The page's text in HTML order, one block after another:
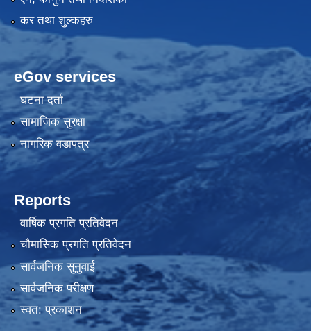
कर तथा शुल्कहरु
eGov services
घटना दर्ता
सामाजिक सुरक्षा
नागरिक वडापत्र
Reports
वार्षिक प्रगति प्रतिवेदन
चौमासिक प्रगति प्रतिवेदन
सार्वजनिक सुनुवाई
सार्वजनिक परीक्षण
स्वत: प्रकाशन